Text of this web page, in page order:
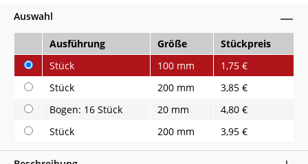
Auswahl
Ausführung Größe
Stückpreis
Stück
100 mm
1,75 €
Stück
200 mm
3,85 €
Bogen: 16 Stück
20 mm
4,80 €
Stück
200 mm 3,95 €